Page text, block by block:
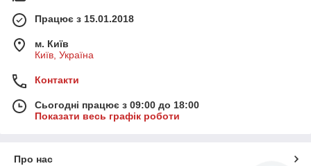
Працює з 15.01.2018
м. Київ
Київ, Україна
Контакти
Сьогодні працює з 09:00 до 18:00
Показати весь графік роботи
Про нас